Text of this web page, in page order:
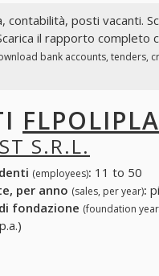
contabilità, posti vacanti.
il rapporto completo
bank accounts, tenders,
S.R.L.
(employees): 11 to 50
per anno (sales, per year):
fondazione (foundation